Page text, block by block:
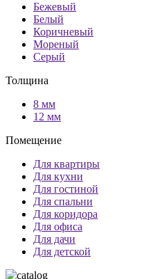
Бежевый
Белый
Коричневый
Мореный
Серый
Толщина
8 мм
12 мм
Помещение
Для квартиры
Для кухни
Для гостиной
Для спальни
Для коридора
Для офиса
Для дачи
Для детской